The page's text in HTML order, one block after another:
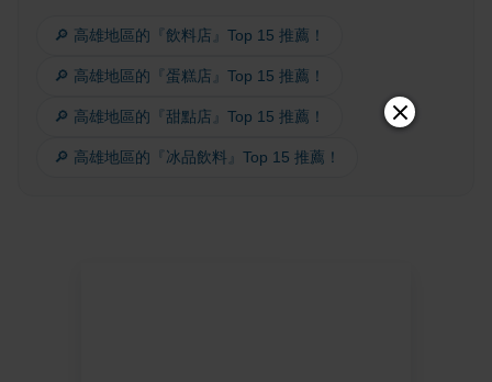
🔎 高雄地區的『飲料店』Top 15 推薦！
🔎 高雄地區的『蛋糕店』Top 15 推薦！
🔎 高雄地區的『甜點店』Top 15 推薦！
🔎 高雄地區的『冰品飲料』Top 15 推薦！